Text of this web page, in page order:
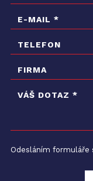
Odesláním formuláře